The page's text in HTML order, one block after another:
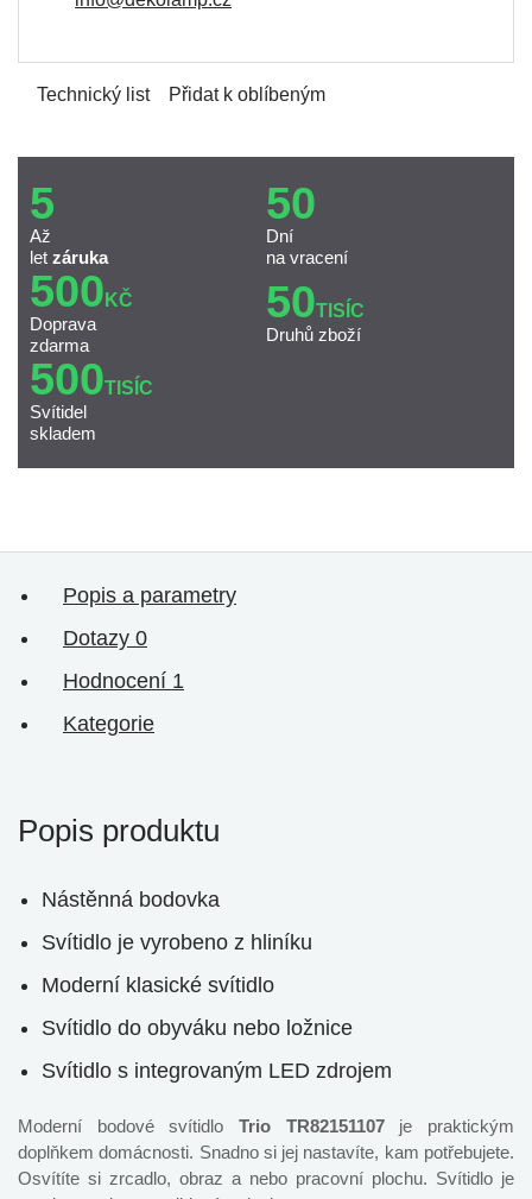
Technický list Přidat k oblíbeným
5
Až
let záruka
50
Dní
na vracení
500 KČ
Doprava
zdarma
50TISÍC
Druhů zboží
500TISÍC
Svítidel
skladem
Popis a parametry
Dotazy 0
Hodnocení 1
Kategorie
Popis produktu
Nástěnná bodovka
Svítidlo je vyrobeno z hliníku
Moderní klasické svítidlo
Svítidlo do obyváku nebo ložnice
Svítidlo s integrovaným LED zdrojem
Moderní bodové svítidlo Trio TR82151107je praktickým
doplňkem domácnosti. Snadno si jej nastavíte, kam potřebujete.
Osvítíte si zrcadlo, obraz a nebo pracovní plochu. Svítidlo je